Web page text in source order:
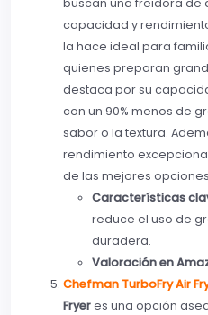
buscan una freidora de
capacidad y
la hace ideal para
quienes preparan
destaca por su
con un 90% menos de
sabor o la textura.
rendimiento
de las mejores
Características
reduce el uso de
duradera.
Valoración en
Chefman TurboFry Air
Fryeres una opción